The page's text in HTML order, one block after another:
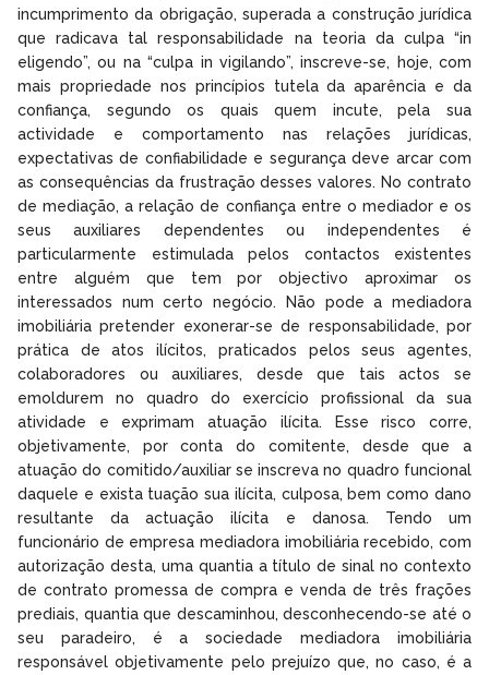
incumprimento da obrigação, superada a construção jurídica
que radicava tal responsabilidade na teoria da culpa “in
eligendo”, ou na “culpa in vigilando”, inscreve-se, hoje, com
mais propriedade nos princípios tutela da aparência e da
confiança, segundo os quais quem incute, pela sua
actividade e comportamento nas relações jurídicas,
expectativas de confiabilidade e segurança deve arcar com
as consequências da frustração desses valores. No contrato
de mediação, a relação de confiança entre o mediador e os
seus auxiliares dependentes ou independentes é
particularmente estimulada pelos contactos existentes
entre alguém que tem por objectivo aproximar os
interessados num certo negócio. Não pode a mediadora
imobiliária pretender exonerar-se de responsabilidade, por
prática de atos ilícitos, praticados pelos seus agentes,
colaboradores ou auxiliares, desde que tais actos se
emoldurem no quadro do exercício profissional da sua
atividade e exprimam atuação ilícita. Esse risco corre,
objetivamente, por conta do comitente, desde que a
atuação do comitido/auxiliar se inscreva no quadro funcional
daquele e exista tuação sua ilícita, culposa, bem como dano
resultante da actuação ilícita e danosa. Tendo um
funcionário de empresa mediadora imobiliária recebido, com
autorização desta, uma quantia a título de sinal no contexto
de contrato promessa de compra e venda de três frações
prediais, quantia que descaminhou, desconhecendo-se até o
seu paradeiro, é a sociedade mediadora imobiliária
responsável objetivamente pelo prejuízo que, no caso, é a